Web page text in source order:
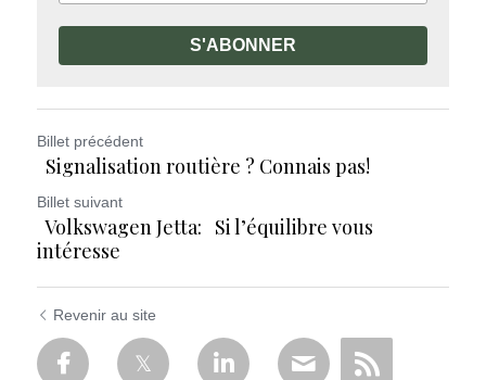
S'ABONNER
Billet précédent
Signalisation routière ? Connais pas!
Billet suivant
Volkswagen Jetta: Si l’équilibre vous
intéresse
Revenir au site